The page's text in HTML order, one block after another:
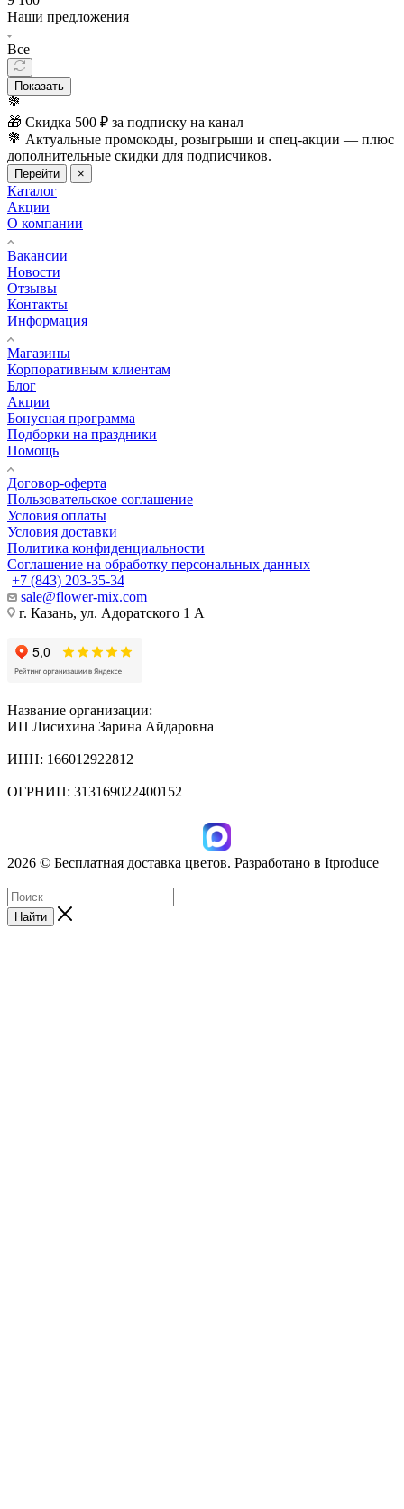
Наши предложения
Все
Показать
💐
🎁 Скидка 500 ₽ за подписку на канал
💐 Актуальные промокоды, розыгрыши и спец-акции — плюс
дополнительные скидки для подписчиков.
Перейти ×
Каталог
Акции
О компании
Вакансии
Новости
Отзывы
Контакты
Информация
Магазины
Корпоративным клиентам
Блог
Акции
Бонусная программа
Подборки на праздники
Помощь
Договор-оферта
Пользовательское соглашение
Условия оплаты
Условия доставки
Политика конфиденциальности
Соглашение на обработку персональных данных
+7 (843) 203-35-34
sale@flower-mix.com
г. Казань, ул. Адоратского 1 А
Название организации:
ИП Лисихина Зарина Айдаровна
ИНН: 166012922812
ОГРНИП: 313169022400152
2026 © Бесплатная доставка цветов. Разработано в Itproduce
Найти